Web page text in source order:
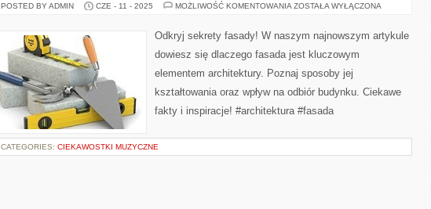
POSTED BY ADMIN CZE - 11 - 2025 MOŻLIWOŚĆ KOMENTOWANIA ODKRYJ
JAKO
ELEMENT
ZOSTAŁA WYŁĄCZONA
Odkryj sekrety fasady! W naszym najnowszym artykule
dowiesz się dlaczego fasada jest kluczowym
elementem architektury. Poznaj sposoby jej
kształtowania oraz wpływ na odbiór budynku. Ciekawe
fakty i inspiracje! #architektura #fasada
CATEGORIES: CIEKAWOSTKI MUZYCZNE